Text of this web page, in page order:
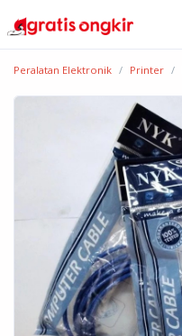
Peralatan Elektronik Printer